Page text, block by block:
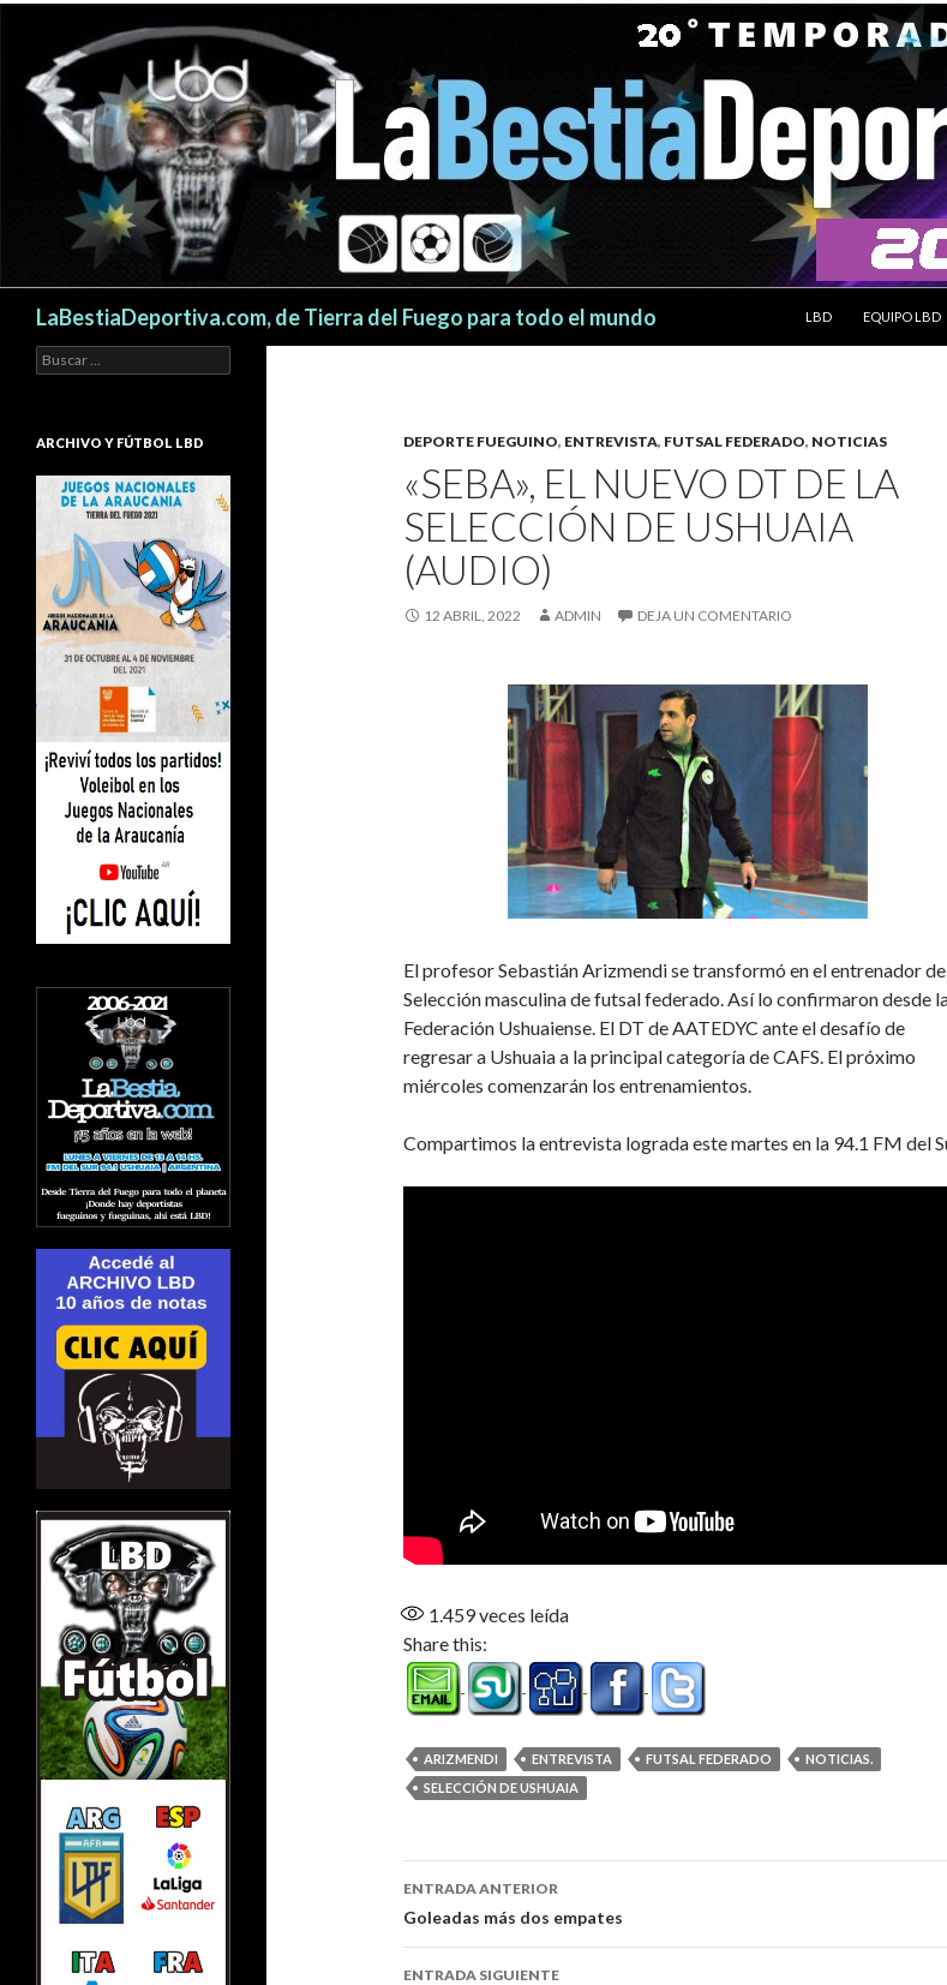
LaBestiaDeportiva.com, de Tierra del Fuego para todo el mundo
LBD
EQUIPO LBD
DEPORTE FUEGUINO, ENTREVISTA, FUTSAL FEDERADO, NOTICIAS
«SEBA», EL NUEVO DT DE LA
SELECCIÓN DE USHUAIA
(AUDIO)
12 ABRIL, 2022 ADMIN DEJA UN COMENTARIO
El profesor Sebastián Arizmendi se transformó en el entrenador
Selección masculina de futsal federado. Así lo confirmaron desde
Federación Ushuaiense. El DT de AATEDYC ante el desafío de
regresar a Ushuaia a la principal categoría de CAFS. El próximo
miércoles comenzarán los entrenamientos.
Compartimos la entrevista lograda este martes en la 94.1 FM del
1.459veces leída
Share this:
ARIZMENDI ENTREVISTA FUTSAL FEDERADO
NOTICIAS.
SELECCIÓN DE USHUAIA
Navegación
de
entradas
ENTRADA ANTERIOR
Goleadas más dos empates
ENTRADA SIGUIENTE
Buscar:
ARCHIVO Y FÚTBOL LBD